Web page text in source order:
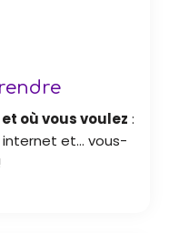
où vous voulez :
internet et… vous-